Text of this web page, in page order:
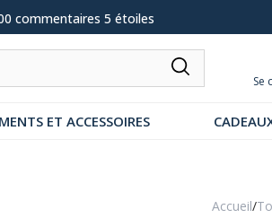
notre dernier catalogue
Se
ET ACCESSOIRES
Accueil/